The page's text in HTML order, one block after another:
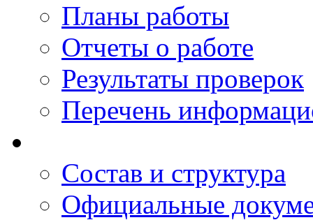
Планы работы
Отчеты о работе
Результаты проверок
Перечень
Состав и структура
Официальные